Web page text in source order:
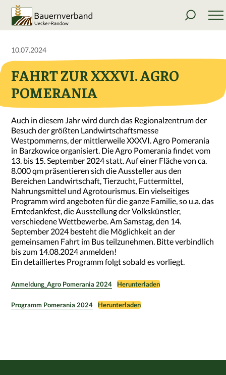
10.07.2024
FAHRT ZUR XXXVI. AGRO
POMERANIA
Auch in diesem Jahr wird durch das Regionalzentrum der
Besuch der größten Landwirtschaftsmesse
Westpommerns, der mittlerweile XXXVI. Agro Pomerania
in Barzkowice organisiert. Die Agro Pomerania findet vom
13. bis 15. September 2024 statt. Auf einer Fläche von ca.
8.000 qm präsentieren sich die Aussteller aus den
Bereichen Landwirtschaft, Tierzucht, Futtermittel,
Nahrungsmittel und Agrotourismus. Ein vielseitiges
Programm wird angeboten für die ganze Familie, so u.a. das
Erntedankfest, die Ausstellung der Volkskünstler,
verschiedene Wettbewerbe. Am Samstag, den 14.
September 2024 besteht die Möglichkeit an der
gemeinsamen Fahrt im Bus teilzunehmen. Bitte verbindlich
bis zum 14.08.2024 anmelden!
Ein detailliertes Programm folgt sobald es vorliegt.
Anmeldung_Agro Pomerania 2024 Herunterladen
Programm Pomerania 2024 Herunterladen